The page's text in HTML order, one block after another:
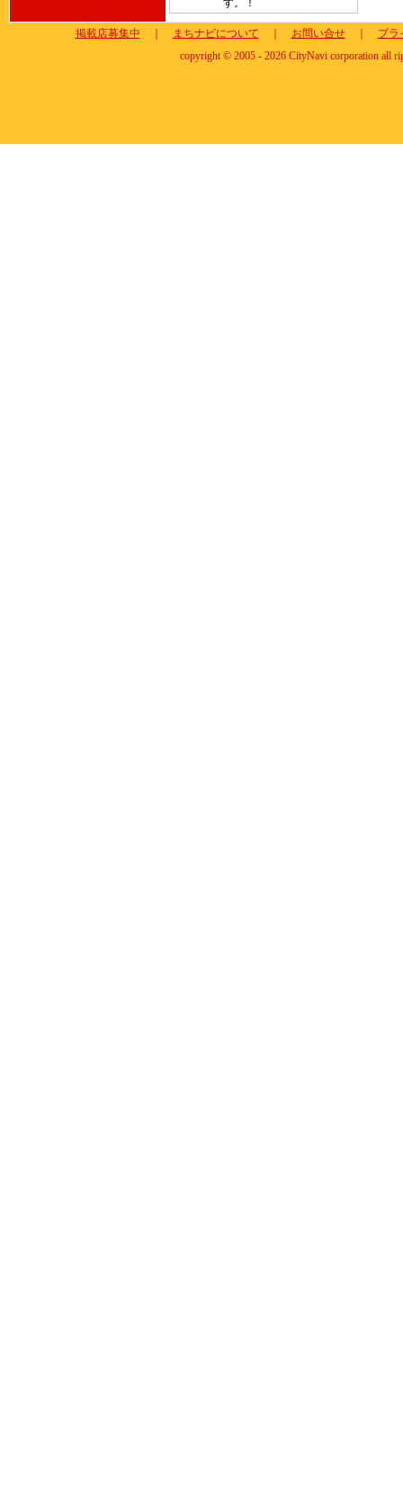
す。！
掲載店募集中 まちナビについて お問い合せ｜
プラ
copyright © 2005 - 2026 CityNavi corporation all